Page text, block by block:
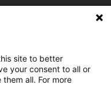
site to better
your consent to all or
all. For more